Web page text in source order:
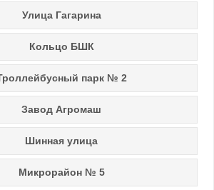
Улица Гагарина
Кольцо БШК
парк № 2
Завод Агромаш
Шинная улица
Микрорайон № 5